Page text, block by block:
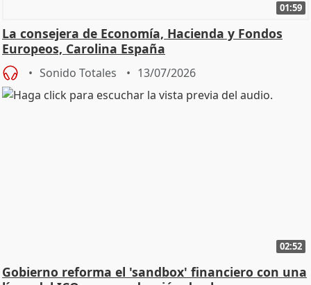
01:59
La consejera de Economía, Hacienda y Fondos
Europeos, Carolina España
Sonido Totales 13/07/2026
02:52
Gobierno reforma el 'sandbox' financiero con una